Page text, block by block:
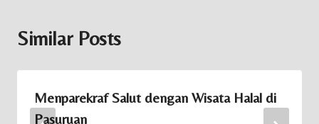
Similar Posts
Menparekraf Salut dengan Wisata Halal di
Pasuruan